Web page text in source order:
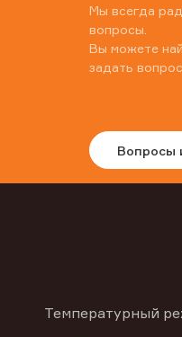
Мы всегда
вопросы.
Вы можете
задать
Вопросы
Температурный